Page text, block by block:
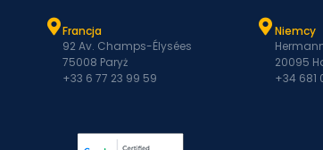
Francja
92 Av. Champs-Élysées
75008 Paryż
+33 6 77 23 99 59
Niemcy
20095
+34 681